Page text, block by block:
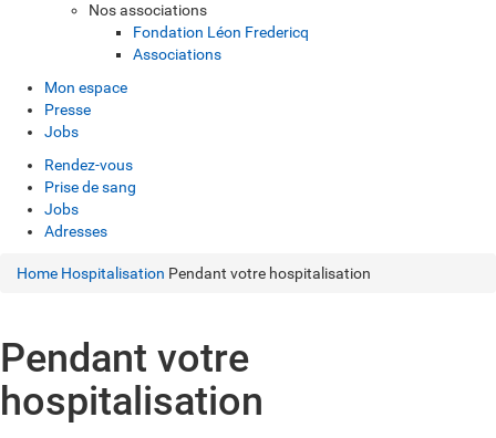
Nos associations
Fondation Léon Fredericq
Associations
Mon espace
Presse
Jobs
Rendez-vous
Prise de sang
Jobs
Adresses
Home Hospitalisation Pendant votre hospitalisation
Pendant votre
hospitalisation